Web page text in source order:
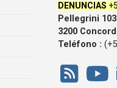
DENUNCIAS
Pellegrini
3200
Teléfono :